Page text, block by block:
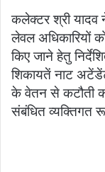
कलेक्टर श्री
लेवल अधिकारियों
किए जाने हेतु
शिकायतें नाट
के वेतन से कटौती
संबंधित व्यक्तिगत